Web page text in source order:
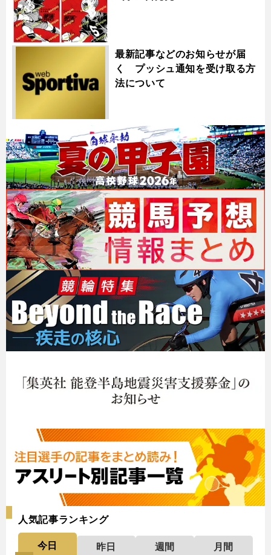
最新記事などのお知らせが届
く プッシュ通知を受け取る方
法について
人気記事ランキング
今日 昨日 週間
月間